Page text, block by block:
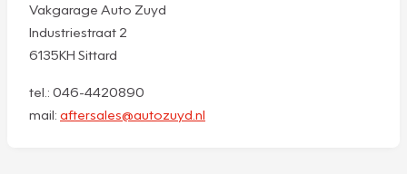
Vakgarage Auto Zuyd
Industriestraat 2
6135KH Sittard
tel.: 046-4420890
mail: aftersales@autozuyd.nl